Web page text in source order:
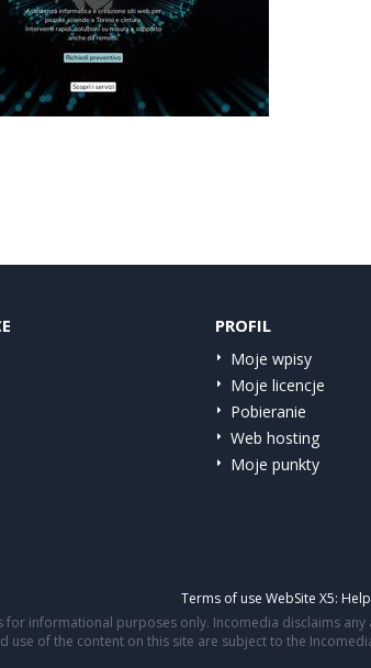
PROFIL
Moje wpisy
Moje licencje
Pobieranie
Web hosting
Moje punkty
Terms of use WebSite X5:
informational purposes only. Incomedia disclaims
of the content on this site are subject to the